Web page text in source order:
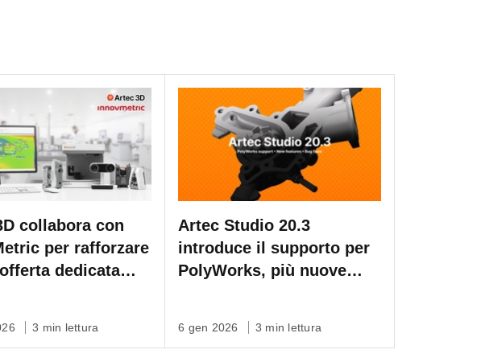
collabora con
per rafforzare
dedicata
3 min lettura
Artec Studio 20.3
introduce il supporto per
PolyWorks, più nuove
6 gen 2026 3 min lettura